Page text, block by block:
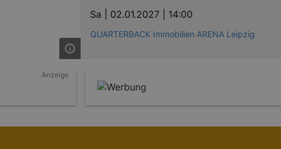
Sa | 02.01.2027 | 14:00
QUARTERBACK Immobilien ARENA Leipzig
Anzeige